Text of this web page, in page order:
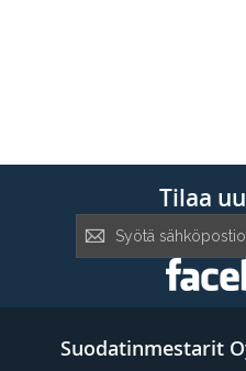
Tilaa
uutiskirje:
Suodatinmestarit